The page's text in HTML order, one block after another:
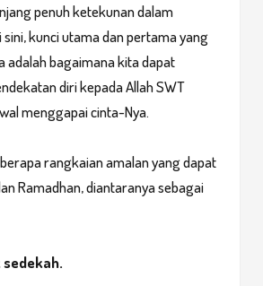
penuh ketekunan dalam
sini, kunci utama dan pertama yang
adalah bagaimana kita dapat
diri kepada Allah SWT
menggapai cinta-Nya.
rangkaian amalan yang dapat
Ramadhan, diantaranya sebagai